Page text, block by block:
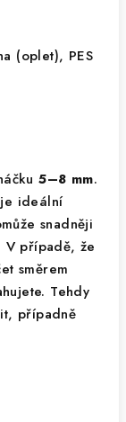
(oplet), PES
5–8 mm.
ideální
snadněji
V případě, že
směrem
Tehdy
případně